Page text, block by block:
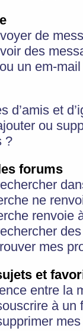
de
des
un em-
d’amis et
ou
?
forums
ne
renvoie
mes
et
entre la
à